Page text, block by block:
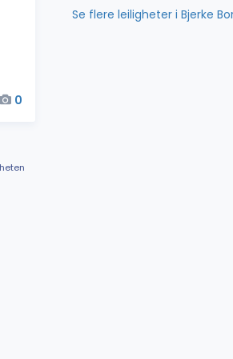
0
Se flere leiligheter i Bjerke